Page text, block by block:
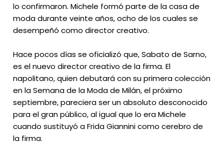
lo confirmaron. Michele formó parte de la casa de
moda durante veinte años, ocho de los cuales se
desempeñó como director creativo.
Hace pocos días se oficializó que, Sabato de Sarno,
es el nuevo director creativo de la firma. El
napolitano, quien debutará con su primera colección
en la Semana de la Moda de Milán, el próximo
septiembre, pareciera ser un absoluto desconocido
para el gran público, al igual que lo era Michele
cuando sustituyó a Frida Giannini como cerebro de
la firma.